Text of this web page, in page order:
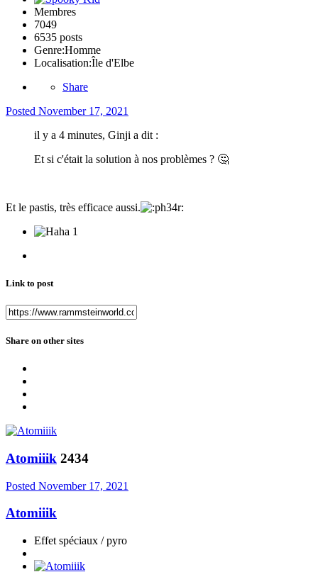
Membres
7049
6535 posts
Genre:Homme
Localisation:Île d'Elbe
Share
Posted November 17, 2021
il y a 4 minutes, Ginji a dit :
Et si c'était la solution à nos problèmes ? 🤔
Et le pastis, très efficace aussi.
1
Link to post
Share on other sites
Atomiiik 2434
Posted November 17, 2021
Atomiiik
Effet spéciaux / pyro